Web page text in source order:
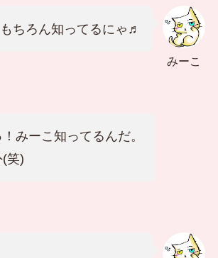
みーこ
もちろん知ってるにゃ♬
！みーこ知ってるんだ。
笑)